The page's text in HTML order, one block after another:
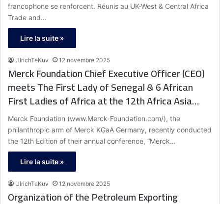
francophone se renforcent. Réunis au UK-West & Central Africa
Trade and…
Lire la suite »
UlrichTeKuv 12 novembre 2025
Merck Foundation Chief Executive Officer (CEO)
meets The First Lady of Senegal & 6 African
First Ladies of Africa at the 12th Africa Asia
Luminary 2025 in The Gambia
Merck Foundation (www.Merck-Foundation.com/), the
philanthropic arm of Merck KGaA Germany, recently conducted
the 12th Edition of their annual conference, “Merck…
Lire la suite »
UlrichTeKuv 12 novembre 2025
Organization of the Petroleum Exporting